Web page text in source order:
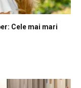
Cele mai mari